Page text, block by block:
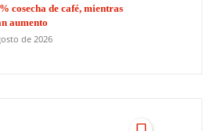
cosecha de café, mientras
aumento
de 2026